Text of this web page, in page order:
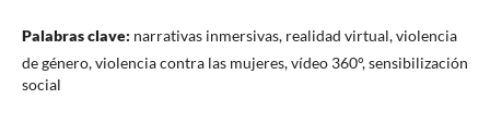
Palabras clave: narrativas inmersivas, realidad virtual, violencia
de género, violencia contra las mujeres, vídeo 360°, sensibilización
social